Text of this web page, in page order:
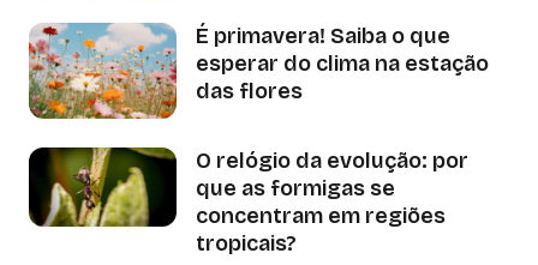
É primavera! Saiba o que
esperar do clima na estação
das flores
O relógio da evolução: por
que as formigas se
concentram em regiões
tropicais?